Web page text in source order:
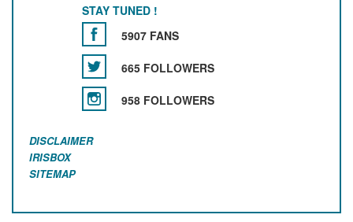
STAY TUNED !
5907 FANS
665 FOLLOWERS
958 FOLLOWERS
DISCLAIMER
IRISBOX
SITEMAP